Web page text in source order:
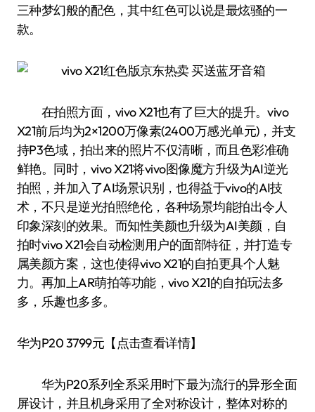
三种梦幻般的配色，其中红色可以说是最炫骚的一
款。
在拍照方面，vivo X21也有了巨大的提升。vivo
X21前后均为2×1200万像素(2400万感光单元)，并支
持P3色域，拍出来的照片不仅清晰，而且色彩准确
鲜艳。同时，vivo X21将vivo图像魔方升级为AI逆光
拍照，并加入了AI场景识别，也得益于vivo的AI技
术，不只是逆光拍照绝伦，各种场景均能拍出令人
印象深刻的效果。而知性美颜也升级为AI美颜，自
拍时vivo X21会自动检测用户的面部特征，并打造专
属美颜方案，这也使得vivo X21的自拍更具个人魅
力。再加上AR萌拍等功能，vivo X21的自拍玩法多
多，乐趣也多多。
华为P20 3799元【点击查看详情】
华为P20系列全系采用时下最为流行的异形全面
屏设计，并且机身采用了全对称设计，整体对称的